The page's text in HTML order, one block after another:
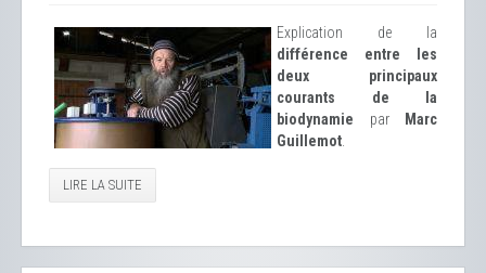
Explication de la
différence entre les
deux principaux
courants de la
biodynamie par
Marc
Guillemot
LIRE LA SUITE